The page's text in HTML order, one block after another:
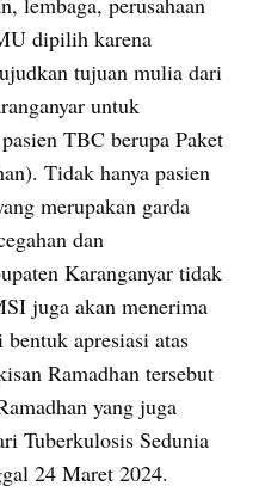
dipilih karena
tujuan mulia dari
untuk
TBC berupa Paket
Tidak hanya pasien
merupakan garda
dan
Karanganyar tidak
juga akan menerima
apresiasi atas
Ramadhan tersebut
yang juga
Tuberkulosis Sedunia
24 Maret 2024.